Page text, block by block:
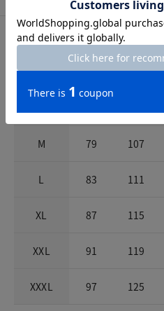
サイズ詳細
サイズ ウエスト ヒップ
M 79 107
L 83 111
XL 87 115
XXL 91 119
XXXL 97 125